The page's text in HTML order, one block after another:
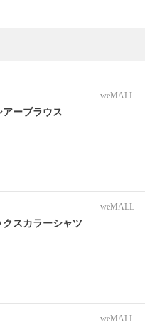
weMALL
アーブラウス
weMALL
スカラーシャツ
weMALL